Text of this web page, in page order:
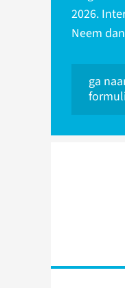
2026.
Neem
ga